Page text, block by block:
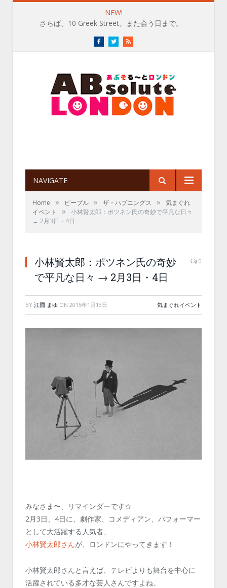
NEW!
さらば、10 Greek Street。また会う日まで。
FacebookTwitterRSS
NAVIGATE
Home » ピープル » ザ・ハプニングス »
気まぐれ
イベント
»
小林賢太郎：ポツネン氏の奇妙で平凡な日々
→ 2月3日・4日
小林賢太郎：ポツネン氏の奇妙
で平凡な日々 → 2月3日・4日
0
BY 江國 まゆ ON 2015年1月13日 気まぐれイベント
みなさま〜、リマインダーです☆
2月3日、4日に、劇作家、コメディアン、パフォーマー
として大活躍する人気者、
小林賢太郎さんが、ロンドンにやってきます！
小林賢太郎さんと言えば、テレビよりも舞台を中心に
活躍されている多才な芸人さんですよね。